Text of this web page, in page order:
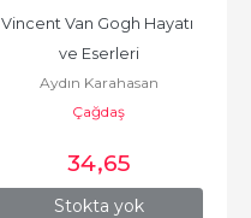
Stokta yok
Vincent Van Gogh Hayatı
ve Eserleri
Aydın Karahasan
Çağdaş
34,65